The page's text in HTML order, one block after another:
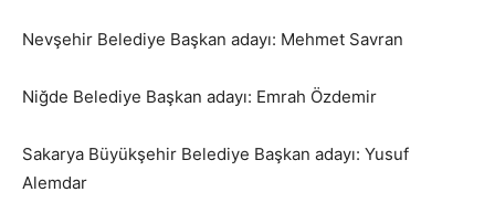
Nevşehir Belediye Başkan adayı: Mehmet Savran
Niğde Belediye Başkan adayı: Emrah Özdemir
Sakarya Büyükşehir Belediye Başkan adayı: Yusuf
Alemdar